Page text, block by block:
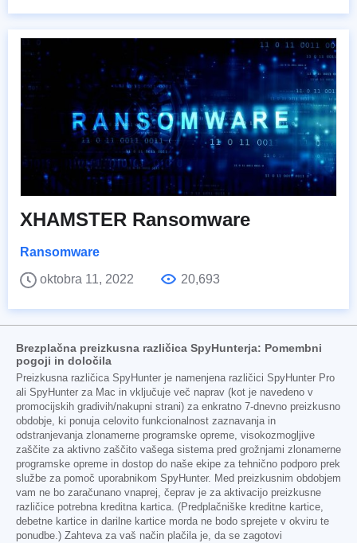
XHAMSTER Ransomware
Ransomware
oktobra 11, 2022
20,693
Brezplačna preizkusna različica SpyHunterja: Pomembni
pogoji in določila
Preizkusna različica SpyHunter je namenjena različici SpyHunter Pro
ali SpyHunter za Mac in vključuje več naprav (kot je navedeno v
promocijskih gradivih/nakupni strani) za enkratno 7-dnevno preizkusno
obdobje, ki ponuja celovito funkcionalnost zaznavanja in
odstranjevanja zlonamerne programske opreme, visokozmogljive
zaščite za aktivno zaščito vašega sistema pred grožnjami zlonamerne
programske opreme in dostop do naše ekipe za tehnično podporo prek
službe za pomoč uporabnikom SpyHunter. Med preizkusnim obdobjem
vam ne bo zaračunano vnaprej, čeprav je za aktivacijo preizkusne
različice potrebna kreditna kartica. (Predplačniške kreditne kartice,
debetne kartice in darilne kartice morda ne bodo sprejete v okviru te
ponudbe.) Zahteva za vaš način plačila je, da se zagotovi